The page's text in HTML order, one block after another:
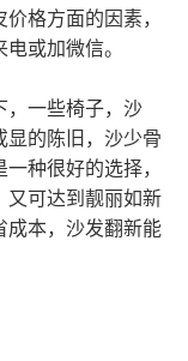
格方面的因素，
或加微信。
，一些椅子，沙
显的陈旧，沙少骨
种很好的选择，
又可达到靓丽如新
成本，沙发翻新能